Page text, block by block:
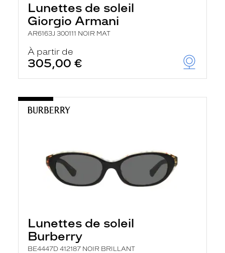
Lunettes de soleil
Giorgio Armani
AR6163J 300111 NOIR MAT
À partir de
305,00 €
Lunettes de soleil
Burberry
BE4447D 412187 NOIR BRILLANT